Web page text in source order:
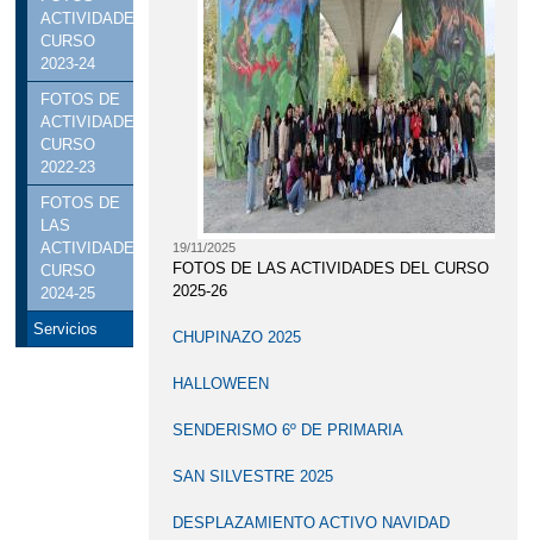
YOGA EN 3 AÑOS INFANTIL
ACTIVIDADES CURSO 2023-24
ACTIVIDADES CURSO 2025-26
ACTIVIDADES DEL TERCER
TRIMESTRE
ACTIVIDADES FIN DE CURSO
ADMISIÓN CURSO 2026-2027
ACTIVIDADES
CURSO
2023-24
FOTOS DE
ACTIVIDADES
CURSO
2022-23
FOTOS DE
LAS
ACTIVIDADES
CURSO
2024-25
Servicios
19/11/2025
FOTOS DE LAS ACTIVIDADES DEL CURSO
2025-26
CHUPINAZO 2025
HALLOWEEN
SENDERISMO 6º DE PRIMARIA
SAN SILVESTRE 2025
DESPLAZAMIENTO ACTIVO NAVIDAD